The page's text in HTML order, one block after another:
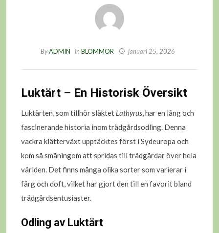
ByADMIN inBLOMMOR januari 25, 2026
Luktärt – En Historisk Översikt
Luktärten, som tillhör släktet Lathyrus, har en lång och
fascinerande historia inom trädgårdsodling. Denna
vackra klätterväxt upptäcktes först i Sydeuropa och
kom så småningom att spridas till trädgårdar över hela
världen. Det finns många olika sorter som varierar i
färg och doft, vilket har gjort den till en favorit bland
trädgårdsentusiaster.
Odling av Luktärt